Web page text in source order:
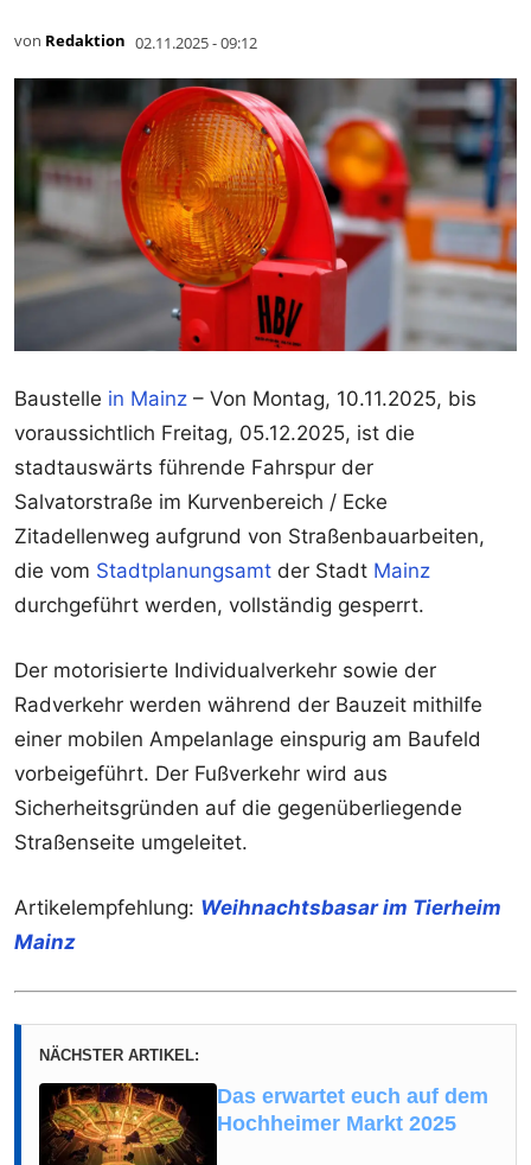
von Redaktion 02.11.2025 - 09:12
Baustelle in Mainz – Von Montag, 10.11.2025, bis
voraussichtlich Freitag, 05.12.2025, ist die
stadtauswärts führende Fahrspur der
Salvatorstraße im Kurvenbereich / Ecke
Zitadellenweg aufgrund von Straßenbauarbeiten,
die vom Stadtplanungsamt der Stadt Mainz
durchgeführt werden, vollständig gesperrt.
Der motorisierte Individualverkehr sowie der
Radverkehr werden während der Bauzeit mithilfe
einer mobilen Ampelanlage einspurig am Baufeld
vorbeigeführt. Der Fußverkehr wird aus
Sicherheitsgründen auf die gegenüberliegende
Straßenseite umgeleitet.
Artikelempfehlung: Weihnachtsbasar im Tierheim
Mainz
NÄCHSTER ARTIKEL:
Das erwartet euch auf dem
Hochheimer Markt 2025